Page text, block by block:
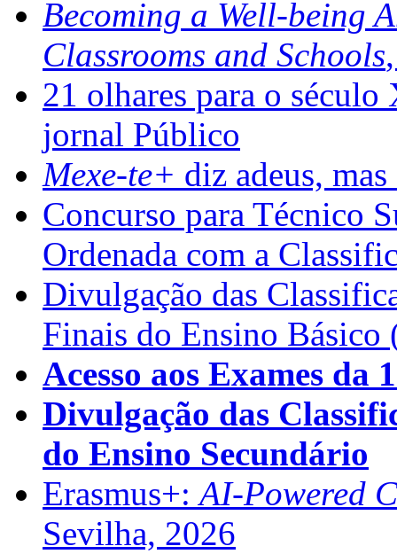
Becoming a Well-being
Classrooms and Schools
21 olhares para o
jornal Público
Mexe-te+ diz adeus,
Concurso para Técnico
Ordenada com a
Divulgação das
Finais do Ensino Básico
Acesso aos Exames da
Divulgação das
do Ensino Secundário
Erasmus+:AI-Powered
Sevilha, 2026